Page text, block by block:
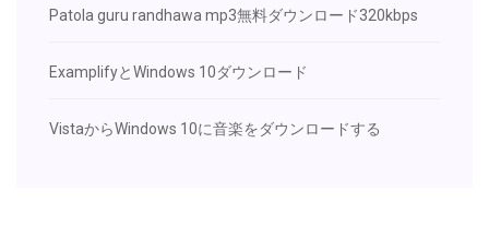
Patola guru randhawa mp3無料ダウンロード320kbps
ExamplifyとWindows 10ダウンロード
VistaからWindows 10に音楽をダウンロードする